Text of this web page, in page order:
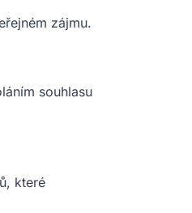
zájmu.
souhlasu
které